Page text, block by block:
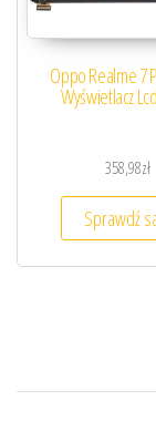
Oppo Realme 7
Wyświetlacz
358,98zł
Sprawdź